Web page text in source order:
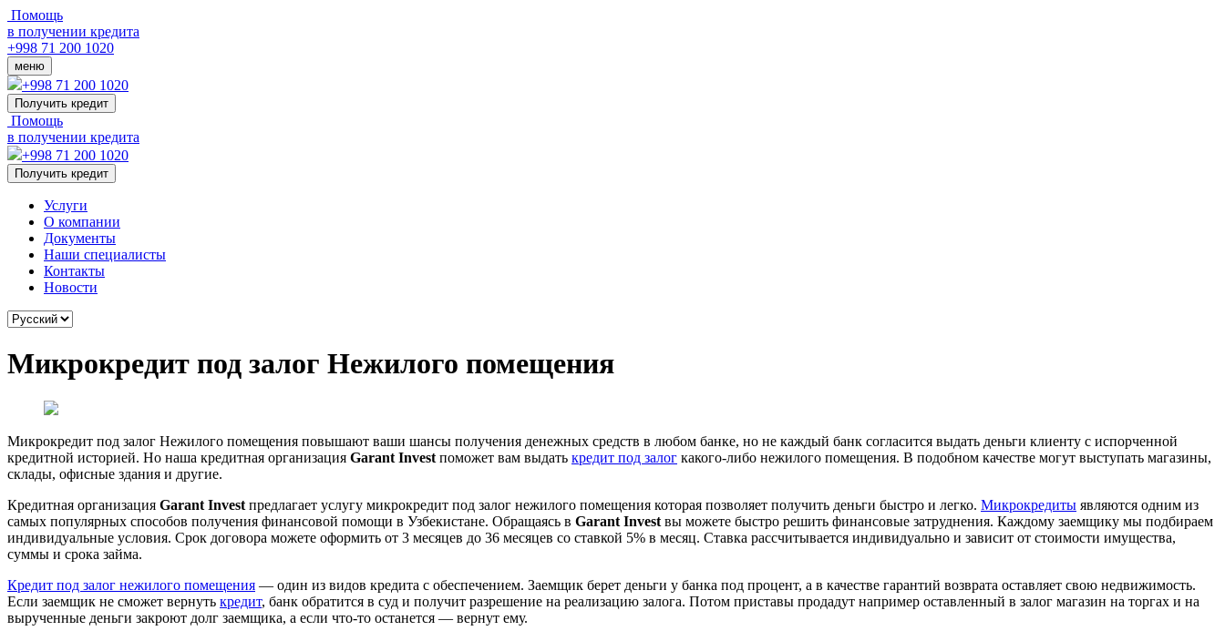
Помощь
в получении кредита
+998 71 200 1020
меню
+998 71 200 1020
Получить кредит
Помощь
в получении кредита
+998 71 200 1020
Получить кредит
Услуги
О компании
Документы
Наши специалисты
Контакты
Новости
Микрокредит под залог Нежилого помещения
Микрокредит под залог Нежилого помещения повышают ваши шансы получения денежных средств в любом банке, но не каждый банк согласится выдать деньги клиенту с испорченной
кредитной историей. Но наша кредитная организация Garant Invest поможет вам выдать кредит под залог какого-либо нежилого помещения. В подобном качестве могут выступать магазины,
склады, офисные здания и другие.
Кредитная организация Garant Invest предлагает услугу микрокредит под залог нежилого помещения которая позволяет получить деньги быстро и легко. Микрокредиты являются одним из
самых популярных способов получения финансовой помощи в Узбекистане. Обращаясь в Garant Invest вы можете быстро решить финансовые затруднения. Каждому заемщику мы подбираем
индивидуальные условия. Срок договора можете оформить от 3 месяцев до 36 месяцев со ставкой 5% в месяц. Ставка рассчитывается индивидуально и зависит от стоимости имущества,
суммы и срока займа.
Кредит под залог нежилого помещения — один из видов кредита с обеспечением. Заемщик берет деньги у банка под процент, а в качестве гарантий возврата оставляет свою недвижимость.
Если заемщик не сможет вернуть кредит, банк обратится в суд и получит разрешение на реализацию залога. Потом приставы продадут например оставленный в залог магазин на торгах и на
вырученные деньги закроют долг заемщика, а если что-то останется — вернут ему.